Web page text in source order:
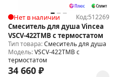
Нет в наличии Код:512269
Смеситель для душа Vincea
VSCV-422TMB с термостатом
Тип товара:Смеситель для душа
Модель:VSCV-422TMB с
термостатом
34 660 ₽